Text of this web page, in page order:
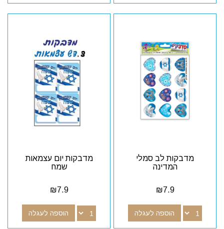
מדבקות לב סמלי
המדינה
₪7.9
הוספה לעגלה
מדבקות יום עצמאות
שמח
₪7.9
הוספה לעגלה